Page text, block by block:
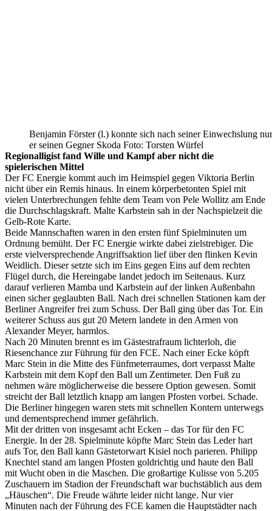
Benjamin Förster (l.) konnte sich nach seiner Einwechslung
er seinen Gegner Skoda Foto: Torsten Würfel
Regionalligist fand Wille und Kampf aber nicht die
spielerischen Mittel
Der FC Energie kommt auch im Heimspiel gegen Viktoria Berlin
nicht über ein Remis hinaus. In einem körperbetonten Spiel mit
vielen Unterbrechungen fehlte dem Team von Pele Wollitz am Ende
die Durchschlagskraft. Malte Karbstein sah in der Nachspielzeit die
Gelb-Rote Karte.
Beide Mannschaften waren in den ersten fünf Spielminuten um
Ordnung bemüht. Der FC Energie wirkte dabei zielstrebiger. Die
erste vielversprechende Angriffsaktion lief über den flinken Kevin
Weidlich. Dieser setzte sich im Eins gegen Eins auf dem rechten
Flügel durch, die Hereingabe landet jedoch im Seitenaus. Kurz
darauf verlieren Mamba und Karbstein auf der linken Außenbahn
einen sicher geglaubten Ball. Nach drei schnellen Stationen kam der
Berliner Angreifer frei zum Schuss. Der Ball ging über das Tor. Ein
weiterer Schuss aus gut 20 Metern landete in den Armen von
Alexander Meyer, harmlos.
Nach 20 Minuten brennt es im Gästestrafraum lichterloh, die
Riesenchance zur Führung für den FCE. Nach einer Ecke köpft
Marc Stein in die Mitte des Fünfmeterraumes, dort verpasst Malte
Karbstein mit dem Kopf den Ball um Zentimeter. Den Fuß zu
nehmen wäre möglicherweise die bessere Option gewesen. Somit
streicht der Ball letztlich knapp am langen Pfosten vorbei. Schade.
Die Berliner hingegen waren stets mit schnellen Kontern unterwegs
und dementsprechend immer gefährlich.
Mit der dritten von insgesamt acht Ecken – das Tor für den FC
Energie. In der 28. Spielminute köpfte Marc Stein das Leder hart
aufs Tor, den Ball kann Gästetorwart Kisiel noch parieren. Philipp
Knechtel stand am langen Pfosten goldrichtig und haute den Ball
mit Wucht oben in die Maschen. Die großartige Kulisse von 5.205
Zuschauern im Stadion der Freundschaft war buchstäblich aus dem
„Häuschen“. Die Freude währte leider nicht lange. Nur vier
Minuten nach der Führung des FCE kamen die Hauptstädter nach